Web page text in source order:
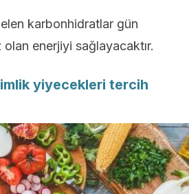
karbonhidratlar gün
olan enerjiyi sağlayacaktır.
yiyecekleri tercih